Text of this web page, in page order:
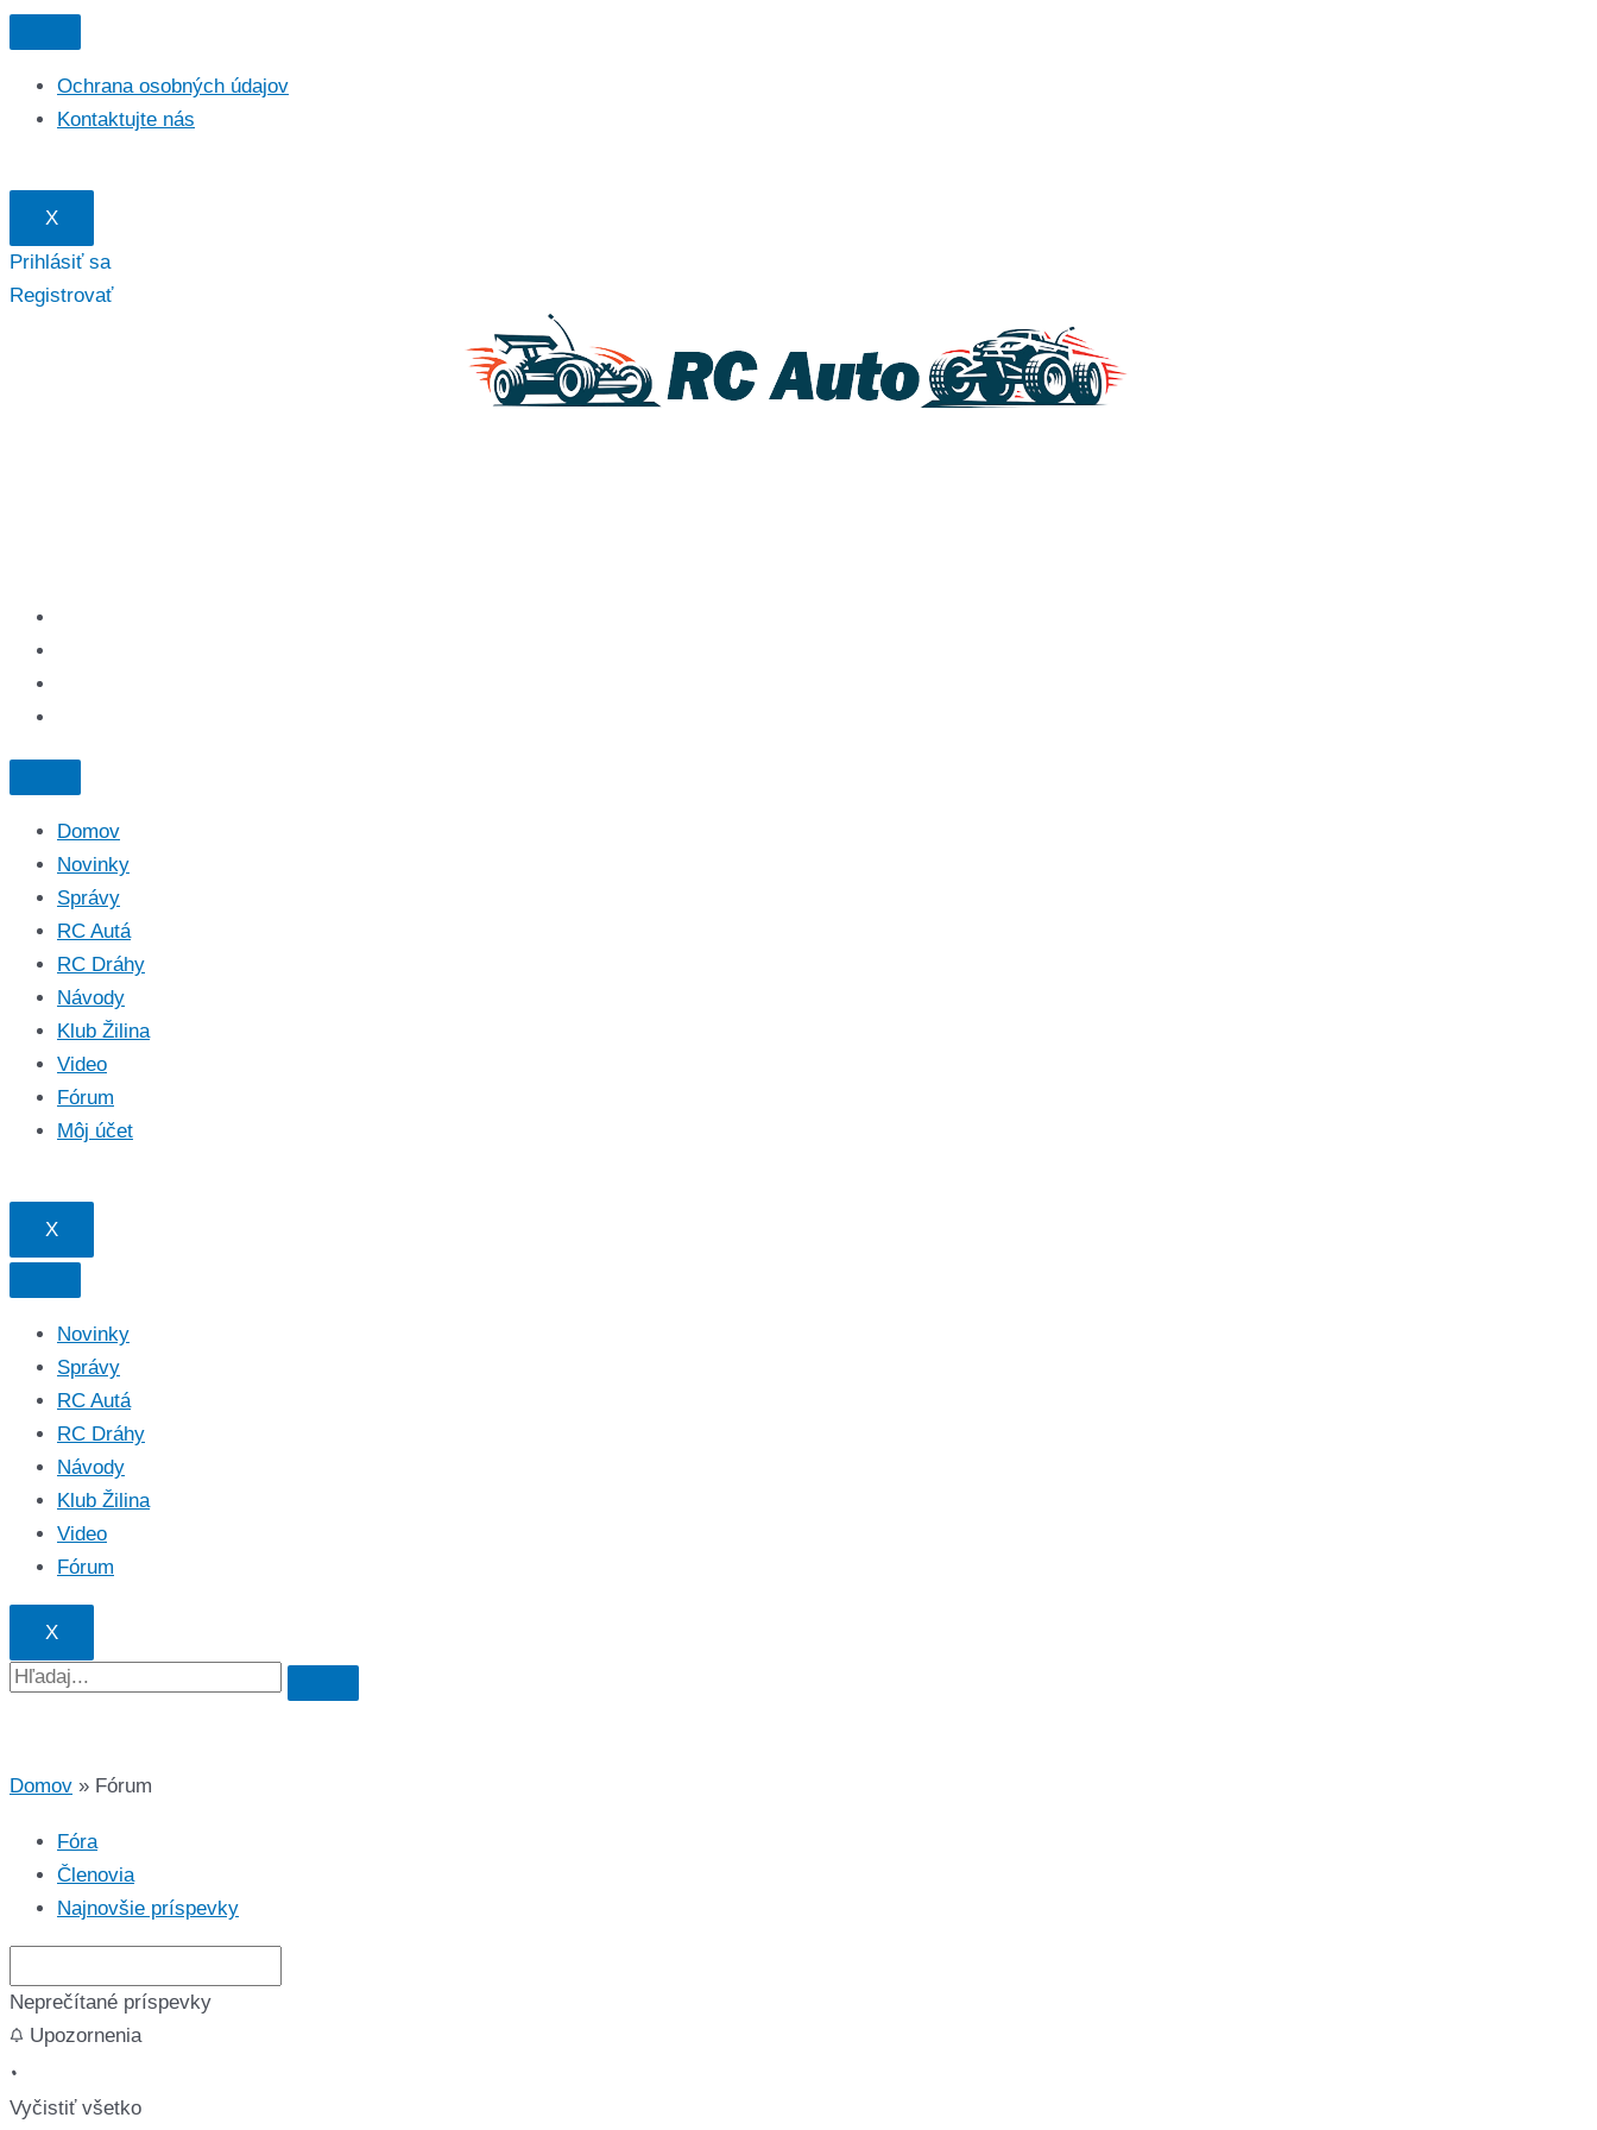
Preskočiť
na
obsahOchrana osobných údajov
Kontaktujte nás
X
Prihlásiť sa
Registrovať
Domov
Novinky
Správy
RC Autá
RC Dráhy
Návody
Klub Žilina
Video
Fórum
Môj účet
X
Novinky
Správy
RC Autá
RC Dráhy
Návody
Klub Žilina
Video
Fórum
X
Domov Fórum
Fóra
Členovia
Najnovšie príspevky
Neprečítané príspevky
Upozornenia
Vyčistiť všetko